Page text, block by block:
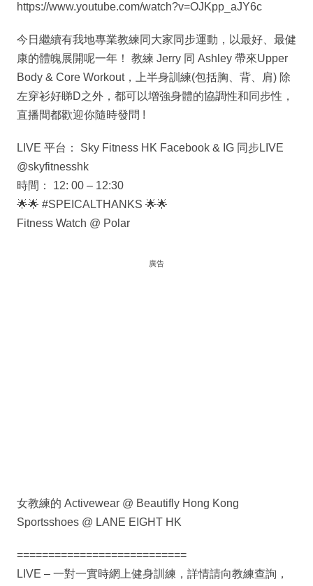
https://www.youtube.com/watch?v=OJKpp_aJY6c
今日繼續有我地專業教練同大家同步運動，以最好、最健
康的體魄展開呢一年！ 教練 Jerry 同 Ashley 帶來Upper
Body & Core Workout，上半身訓練(包括胸、背、肩) 除
左穿衫好睇D之外，都可以增強身體的協調性和同步性，
直播間都歡迎你隨時發問 !
LIVE 平台： Sky Fitness HK Facebook & IG 同步LIVE
@skyfitnesshk
時間： 12: 00 – 12:30
🌟🌟 #SPEICALTHANKS 🌟🌟
Fitness Watch @ Polar
廣告
女教練的 Activewear @ Beautifly Hong Kong
Sportsshoes @ LANE EIGHT HK
===========================
LIVE – 一對一實時網上健身訓練，詳情請向教練查詢，